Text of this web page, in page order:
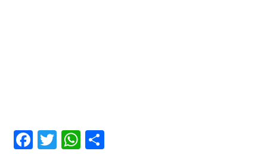
Facebook
TwitterWhatsApp
Share